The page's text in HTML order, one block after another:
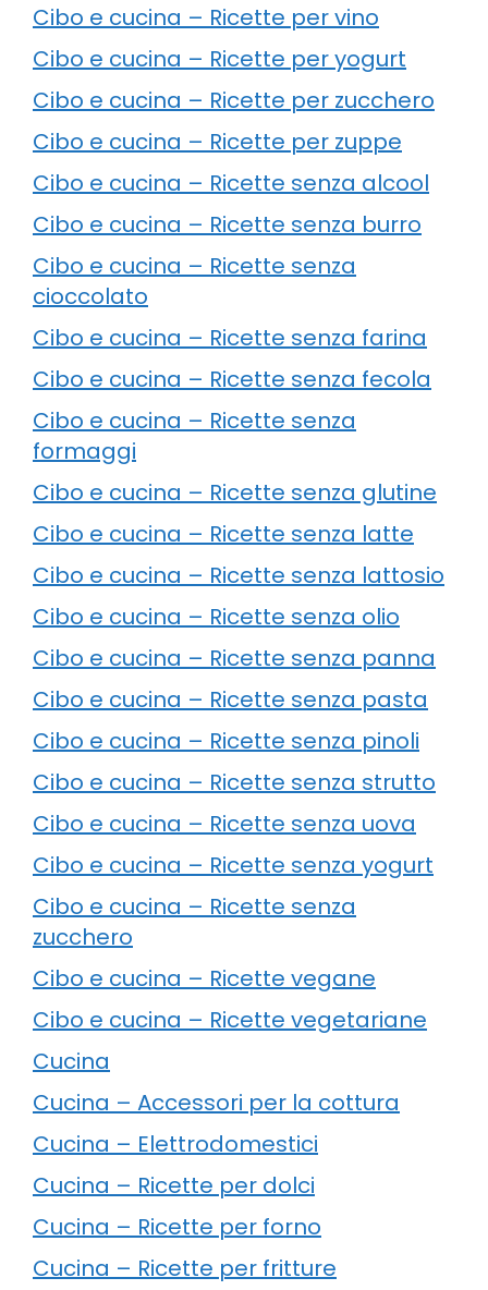
Cibo e cucina – Ricette per vino
Cibo e cucina – Ricette per yogurt
Cibo e cucina – Ricette per zucchero
Cibo e cucina – Ricette per zuppe
Cibo e cucina – Ricette senza alcool
Cibo e cucina – Ricette senza burro
Cibo e cucina – Ricette senza
cioccolato
Cibo e cucina – Ricette senza farina
Cibo e cucina – Ricette senza fecola
Cibo e cucina – Ricette senza
formaggi
Cibo e cucina – Ricette senza glutine
Cibo e cucina – Ricette senza latte
Cibo e cucina – Ricette senza lattosio
Cibo e cucina – Ricette senza olio
Cibo e cucina – Ricette senza panna
Cibo e cucina – Ricette senza pasta
Cibo e cucina – Ricette senza pinoli
Cibo e cucina – Ricette senza strutto
Cibo e cucina – Ricette senza uova
Cibo e cucina – Ricette senza yogurt
Cibo e cucina – Ricette senza
zucchero
Cibo e cucina – Ricette vegane
Cibo e cucina – Ricette vegetariane
Cucina
Cucina – Accessori per la cottura
Cucina – Elettrodomestici
Cucina – Ricette per dolci
Cucina – Ricette per forno
Cucina – Ricette per fritture